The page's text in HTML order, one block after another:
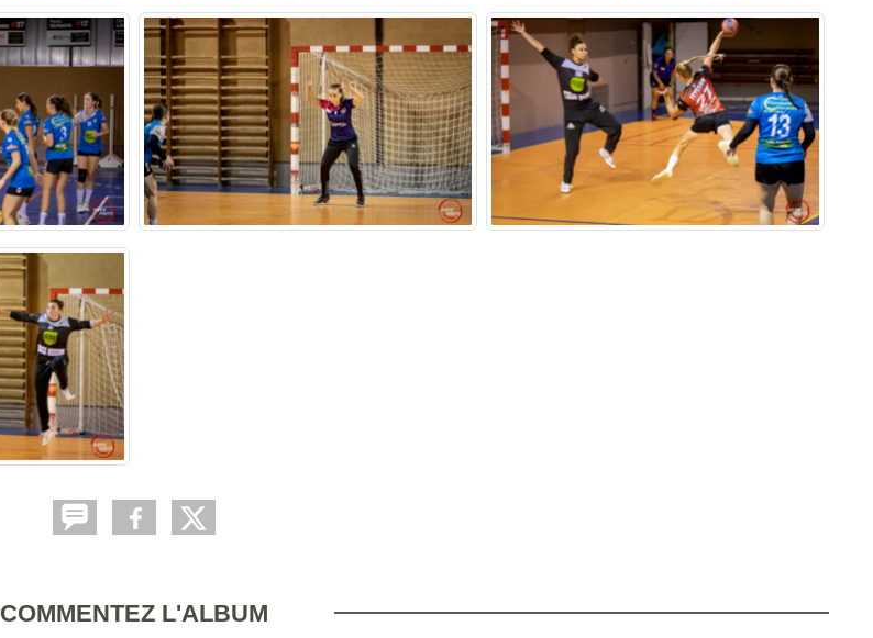
COMMENTEZ L'ALBUM